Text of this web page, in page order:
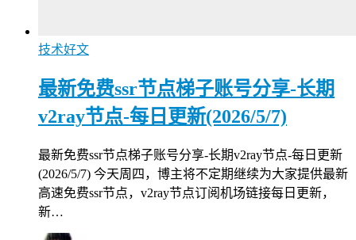
技术好文
最新免费ssr节点梯子账号分享-长期
v2ray节点-每日更新(2026/5/7)
最新免费ssr节点梯子账号分享-长期v2ray节点-每日更新
(2026/5/7) 今天周四，博主将不定期继续为大家提供最新
高速免费ssr节点，v2ray节点订阅机场链接每日更新，
新…